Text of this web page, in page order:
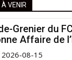
VENIR
Grenier du
Affaire de
!
2026-08-15